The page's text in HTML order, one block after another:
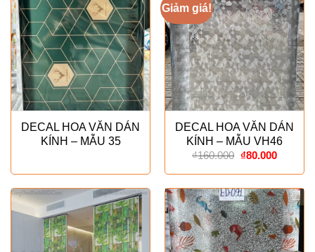
DECAL HOA VĂN DÁN
KÍNH – MẪU 35
Giảm giá!
DECAL HOA VĂN DÁN
KÍNH – MẪU VH46
₫160.000 Giá
là:
₫160.000.
₫80.000Giá
tại
là:
₫80.000.